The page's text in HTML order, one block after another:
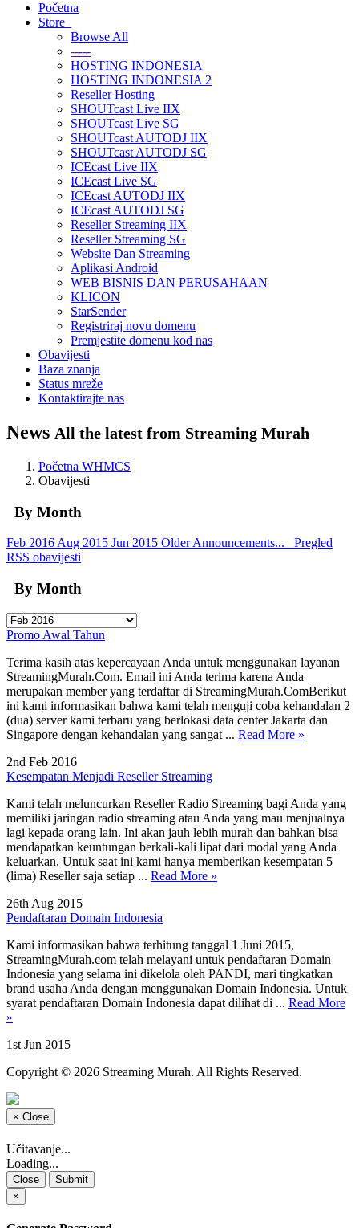
Početna
Store
Browse All
-----
HOSTING INDONESIA
HOSTING INDONESIA 2
Reseller Hosting
SHOUTcast Live IIX
SHOUTcast Live SG
SHOUTcast AUTODJ IIX
SHOUTcast AUTODJ SG
ICEcast Live IIX
ICEcast Live SG
ICEcast AUTODJ IIX
ICEcast AUTODJ SG
Reseller Streaming IIX
Reseller Streaming SG
Website Dan Streaming
Aplikasi Android
WEB BISNIS DAN PERUSAHAAN
KLICON
StarSender
Registriraj novu domenu
Premjestite domenu kod nas
Obavijesti
Baza znanja
Status mreže
Kontaktirajte nas
News All the latest from Streaming Murah
Početna WHMCS
Obavijesti
By Month
Feb 2016 Aug 2015 Jun 2015 Older Announcements...
Pregled
RSS obavijesti
By Month
Promo Awal Tahun
Terima kasih atas kepercayaan Anda untuk menggunakan layanan
StreamingMurah.Com. Email ini Anda terima karena Anda
merupakan member yang terdaftar di StreamingMurah.ComBerikut
ini kami informasikan bahwa kami telah menguji coba kehandalan 2
(dua) server kami terbaru yang berlokasi data center Jakarta dan
Singapore dengan kehandalan yang sangat ... Read More »
2nd Feb 2016
Kesempatan Menjadi Reseller Streaming
Kami telah meluncurkan Reseller Radio Streaming bagi Anda yang
memiliki jaringan radio streaming atau Anda yang mau menjualnya
lagi kepada orang lain. Ini akan jauh lebih murah dan bahkan bisa
mendapatkan keuntungan berkali-kali lipat dari modal yang Anda
keluarkan. Untuk saat ini kami hanya memberikan kesempatan 5
(lima) Reseller saja setiap ... Read More »
26th Aug 2015
Pendaftaran Domain Indonesia
Kami informasikan bahwa terhitung tanggal 1 Juni 2015,
StreamingMurah.com telah melayani untuk pendaftaran Domain
Indonesia yang selama ini dikelola oleh PANDI, mari tingkatkan
brand usaha Anda dengan menggunakan Domain Indonesia. Untuk
syarat pendaftaran Domain Indonesia dapat dilihat di ... Read More
»
1st Jun 2015
Copyright © 2026 Streaming Murah. All Rights Reserved.
× Close
Učitavanje...
Loading...
Close
Submit
×